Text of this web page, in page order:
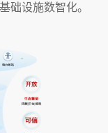
础设施数智化。